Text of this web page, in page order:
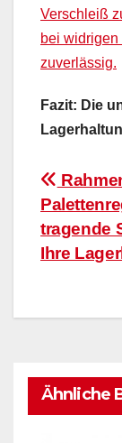
Verschleiß
bei
zuverlässig.
Fazit: Die
tragende
Ihre
Ähnliche